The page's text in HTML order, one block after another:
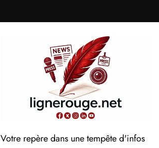
Votre repère dans une tempête d'infos